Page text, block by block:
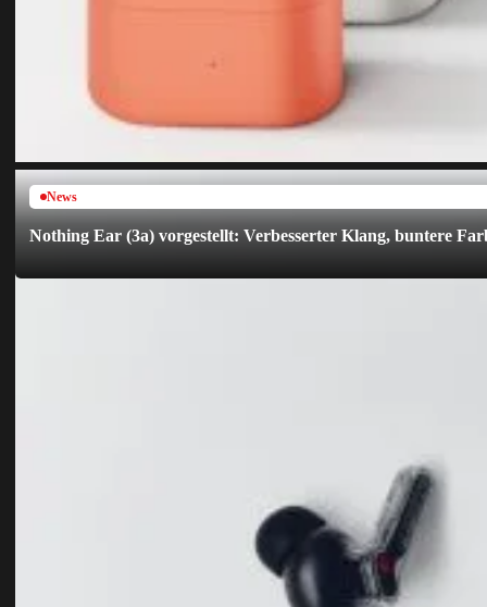
News
Nothing Ear (3a) vorgestellt: Verbesserter Klang, buntere